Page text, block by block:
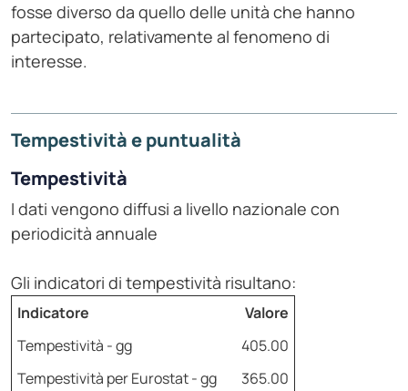
fosse diverso da quello delle unità che hanno
partecipato, relativamente al fenomeno di
interesse.
Tempestività e puntualità
Tempestività
I dati vengono diffusi a livello nazionale con
periodicità annuale
Gli indicatori di tempestività risultano:
Indicatore
Valore
Tempestività - gg
405.00
Tempestività per Eurostat - gg
365.00